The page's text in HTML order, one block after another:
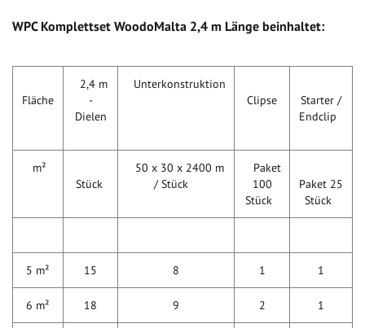
WPC Komplettset WoodoMalta 2,4 m Länge beinhaltet:
Fläche
2,4 m
-
Dielen
Unterkonstruktion
Clipse
Starter /
Endclip
m²
Stück
50 x 30 x 2400 m
/ Stück
Paket
100
Stück
Paket 25
Stück
5 m² 15 8 1 1
6 m² 18 9 2 1